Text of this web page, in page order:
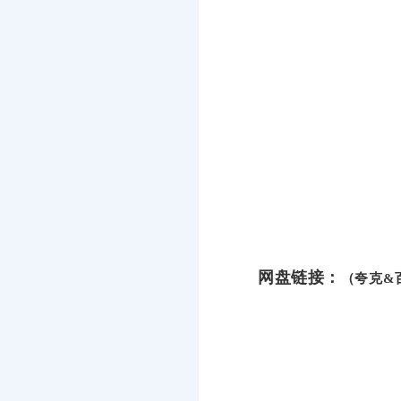
网盘链接： （夸克&